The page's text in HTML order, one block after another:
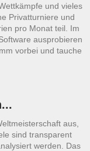
und vieles
Privatturniere und
pro Monat teil. Im
ausprobieren
vorbei und tauche
aus,
sind transparent
werden. Das